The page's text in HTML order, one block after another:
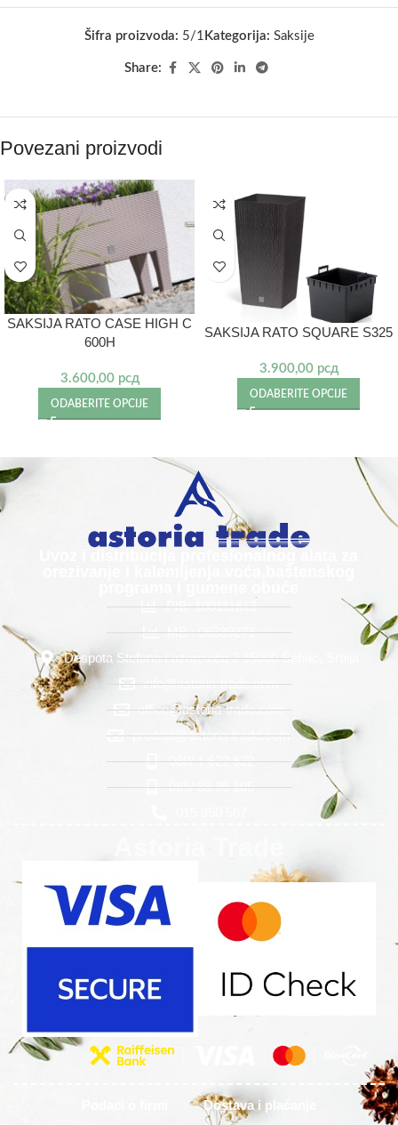
Šifra proizvoda: 5/1 Kategorija: Saksije
Share:
Povezani proizvodi
SAKSIJA RATO CASE HIGH C
600H
3.600,00 рсд
ODABERITE OPCIJE
SAKSIJA RATO SQUARE S325
3.900,00 рсд
ODABERITE OPCIJE
PIB: 100111613
MB : 06339271
Despota Stefana Lazarevića 2 15000 Šabac, Srbija
info@astoria-trade.com
office@astoria-trade.com
prodaja@astoria-trade.com
060/ 1 622 622
065/ 85 95 105
Dostava i plaćanje